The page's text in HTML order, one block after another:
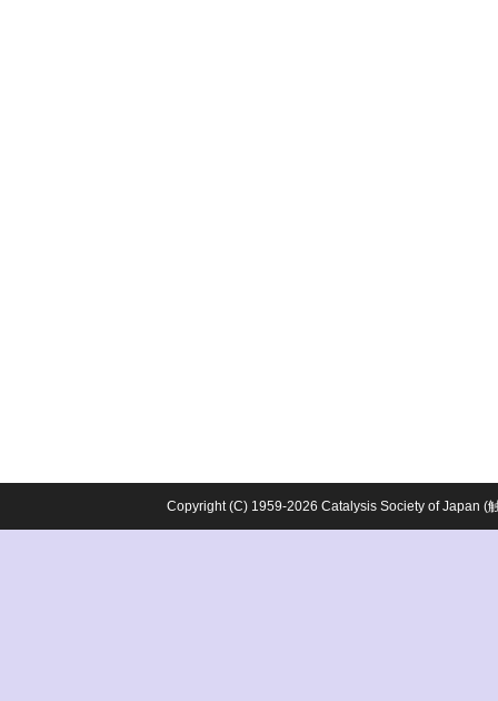
Copyright (C) 1959-2026 Catalysis Society of Japan (